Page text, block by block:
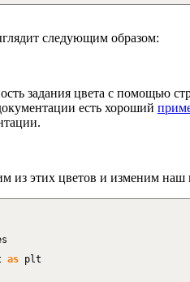
следующим образом:
задания цвета с помощью
есть хороший
из этих цветов и изменим
as plt